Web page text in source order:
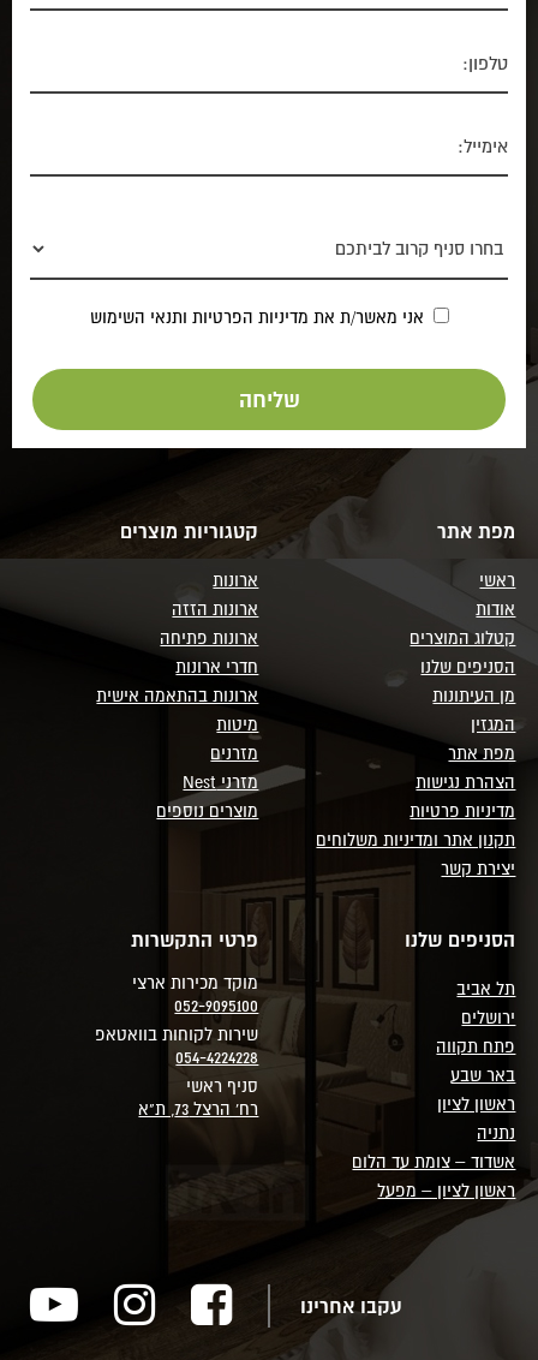
אני מאשר/ת את מדיניות הפרטיות ותנאי השימוש
מפת אתר
ראשי
אודות
קטלוג המוצרים
הסניפים שלנו
מן העיתונות
המגזין
מפת אתר
הצהרת נגישות
מדיניות פרטיות
תקנון אתר ומדיניות משלוחים
יצירת קשר
קטגוריות מוצרים
ארונות
ארונות הזזה
ארונות פתיחה
חדרי ארונות
ארונות בהתאמה אישית
מיטות
מזרנים
מזרני Nest
מוצרים נוספים
הסניפים שלנו
תל אביב
ירושלים
פתח תקווה
באר שבע
ראשון לציון
נתניה
אשדוד – צומת עד הלום
ראשון לציון – מפעל
פרטי התקשרות
מוקד מכירות ארצי
052-9095100
שירות לקוחות בוואטאפ
054-4224228
סניף ראשי
רח' הרצל 73, ת"א
עקבו אחרינו